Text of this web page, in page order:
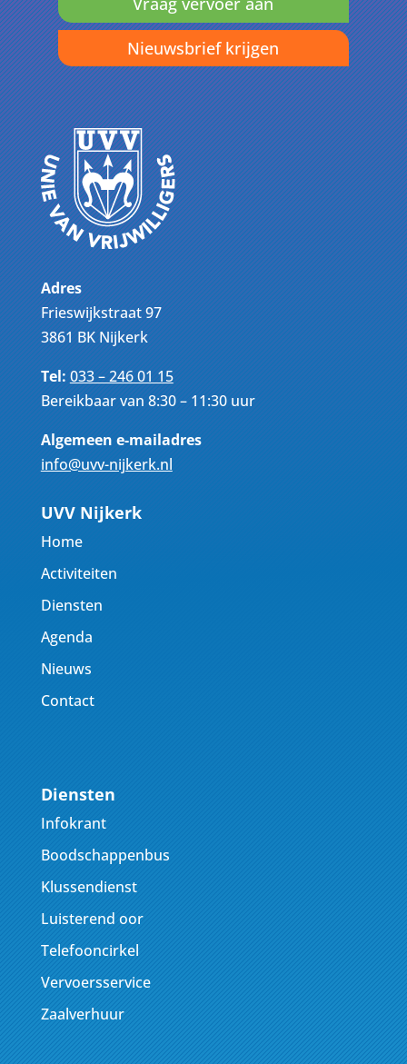
Nieuwsbrief krijgen
Adres
Frieswijkstraat 97
3861 BK Nijkerk
Tel:033 – 246 01 15
Bereikbaar van 8:30 – 11:30 uur
Algemeen e-mailadres
info@uvv-nijkerk.nl
UVV Nijkerk
Home
Activiteiten
Diensten
Agenda
Nieuws
Contact
Diensten
Infokrant
Boodschappenbus
Klussendienst
Luisterend oor
Telefooncirkel
Vervoersservice
Zaalverhuur